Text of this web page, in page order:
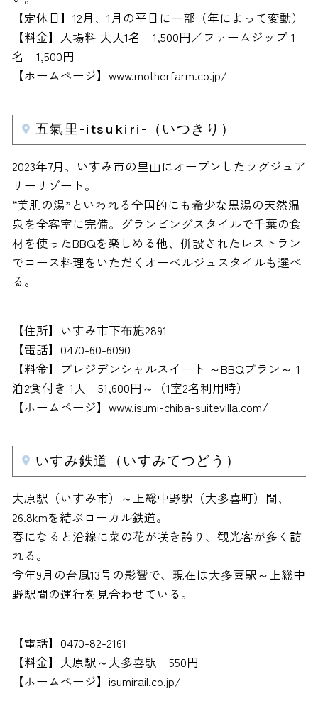
【定休日】12月、1月の平日に一部（年によって変動）
【料金】入場料 大人1名 1,500円／ファームジップ 1
名 1,500円
【ホームページ】www.motherfarm.co.jp/
五氣里-itsukiri-（いつきり）
2023年7月、いすみ市の里山にオープンしたラグジュア
リーリゾート。
“美肌の湯”といわれる全国的にも希少な黒湯の天然温
泉を全客室に完備。グランピングスタイルで千葉の食
材を使ったBBQを楽しめる他、併設されたレストラン
でコース料理をいただくオーベルジュスタイルも選べ
る。
【住所】いすみ市下布施2891
【電話】0470-60-6090
【料金】プレジデンシャルスイート ～BBQプラン～ 1
泊2食付き 1人 51,600円～（1室2名利用時）
【ホームページ】www.isumi-chiba-suitevilla.com/
いすみ鉄道（いすみてつどう）
大原駅（いすみ市）～上総中野駅（大多喜町）間、
26.8kmを結ぶローカル鉄道。
春になると沿線に菜の花が咲き誇り、観光客が多く訪
れる。
今年9月の台風13号の影響で、現在は大多喜駅～上総中
野駅間の運行を見合わせている。
【電話】0470-82-2161
【料金】大原駅～大多喜駅 550円
【ホームページ】isumirail.co.jp/